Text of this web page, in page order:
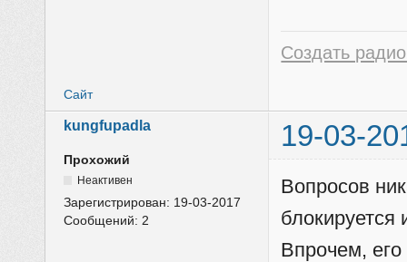
Создать
Сайт
kungfupadla 19-03-
Прохожий
Неактивен
Зарегистрирован: 19-03-2017
Сообщений:2
Вопросов
блокируется
Впрочем,